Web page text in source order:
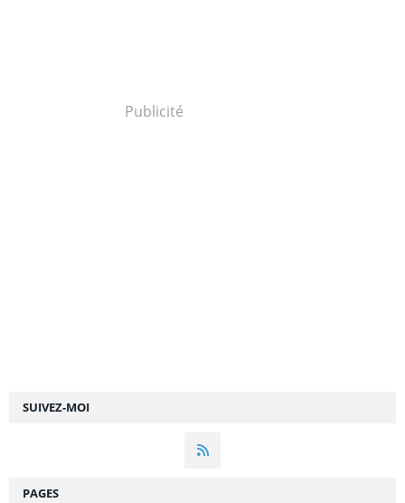
SUIVEZ-MOI
Publicité
PAGES